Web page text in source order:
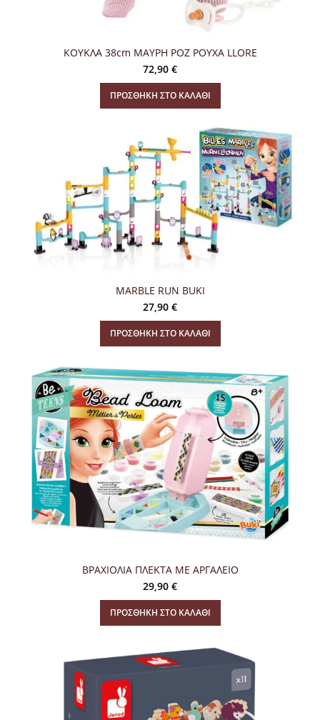
ΚΟΥΚΛΑ 38cm ΜΑΥΡH ΡΟΖ ΡΟΥΧΑ LLORE
72,90 €
ΠΡΟΣΘΉΚΗ ΣΤΟ ΚΑΛΆΘΙ
MARBLE RUN BUKI
27,90 €
ΠΡΟΣΘΉΚΗ ΣΤΟ ΚΑΛΆΘΙ
ΒΡΑΧΙΟΛΙΑ ΠΛΕΚΤΑ ME ΑΡΓΑΛΕΙΟ
29,90 €
ΠΡΟΣΘΉΚΗ ΣΤΟ ΚΑΛΆΘΙ